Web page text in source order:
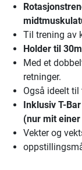
Til trening av
Holder til
Med et
retninger.
Også ideelt
Inklusiv T-
(nur mit
Vekter og